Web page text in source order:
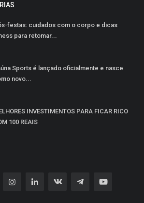
festas: cuidados com o corpo e dicas
para retomar...
Sports é lançado oficialmente e nasce
novo...
INVESTIMENTOS PARA FICAR RICO
100 REAIS